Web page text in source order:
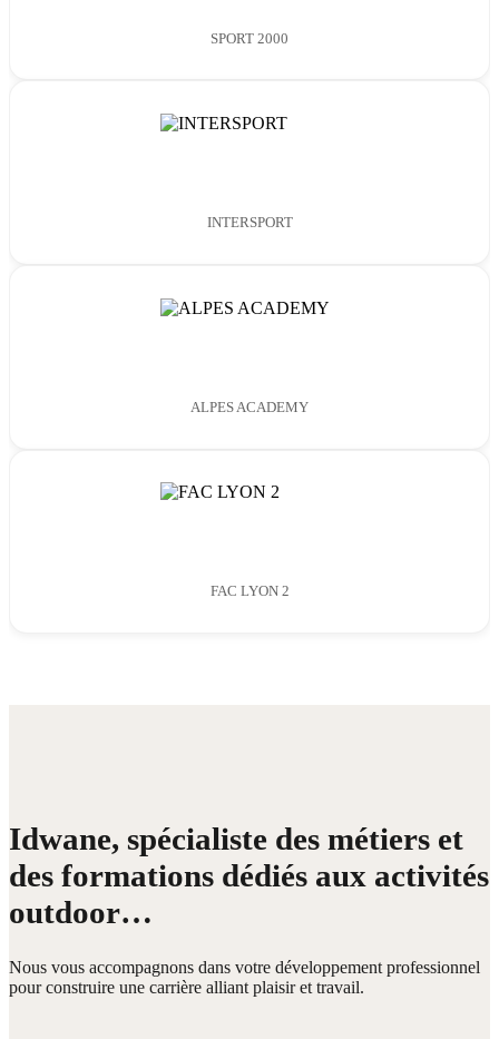
SPORT 2000
INTERSPORT
ALPES ACADEMY
FAC LYON 2
Idwane, spécialiste des métiers et
des formations dédiés aux activités
outdoor…
Nous vous accompagnons dans votre développement professionnel
pour construire une carrière alliant plaisir et travail.